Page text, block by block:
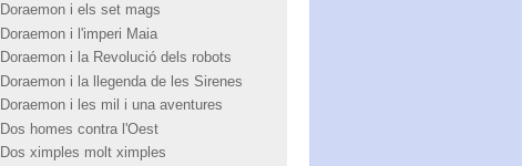
Doraemon i els set mags
Doraemon i l'imperi Maia
Doraemon i la Revolució dels robots
Doraemon i la llegenda de les Sirenes
Doraemon i les mil i una aventures
Dos homes contra l'Oest
Dos ximples molt ximples